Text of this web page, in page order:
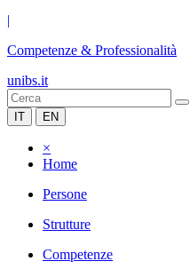
|
Competenze & Professionalità
unibs.it
IT EN
×
Home
Persone
Strutture
Competenze